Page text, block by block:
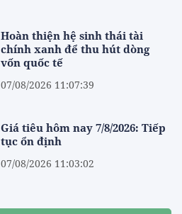
Hoàn thiện hệ sinh thái tài
chính xanh để thu hút dòng
vốn quốc tế
07/08/2026 11:07:39
Giá tiêu hôm nay 7/8/2026: Tiếp
tục ổn định
07/08/2026 11:03:02